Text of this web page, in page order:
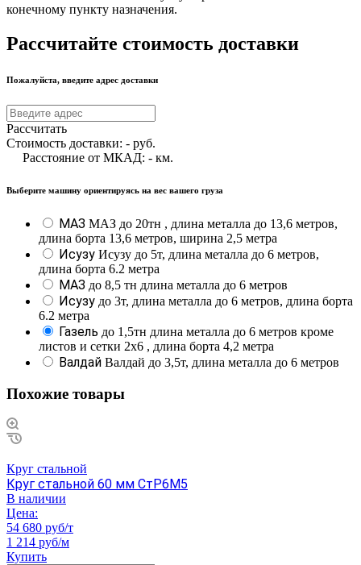
конечному пункту назначения.
Рассчитайте стоимость доставки
Пожалуйста, введите адрес доставки
Рассчитать
Стоимость доставки: - руб.
Расстояние от МКАД: - км.
Выберите машину ориентируясь на вес вашего груза
МАЗ МАЗ до 20тн , длина металла до 13,6 метров,
длина борта 13,6 метров, ширина 2,5 метра
Исузу Исузу до 5т, длина металла до 6 метров,
длина борта 6.2 метра
МАЗ до 8,5 тн длина металла до 6 метров
Исузу до 3т, длина металла до 6 метров, длина борта
6.2 метра
Газель до 1,5тн длина металла до 6 метров кроме
листов и сетки 2х6 , длина борта 4,2 метра
Валдай Валдай до 3,5т, длина металла до 6 метров
Похожие товары
Круг стальной
Круг стальной 60 мм СтР6М5
В наличии
Цена:
54 680 руб/т
1 214 руб/м
Купить